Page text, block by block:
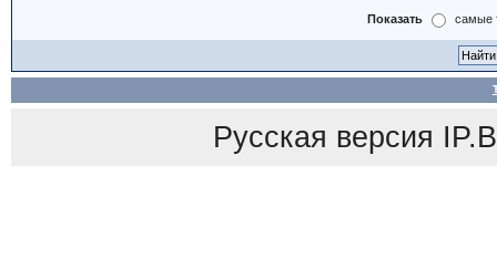
Показать самые
Русская версия